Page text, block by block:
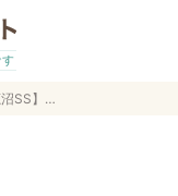
【じゃすぽーと鹿沼SS】 10/4（土）電気工事に伴う開店時間の変更について